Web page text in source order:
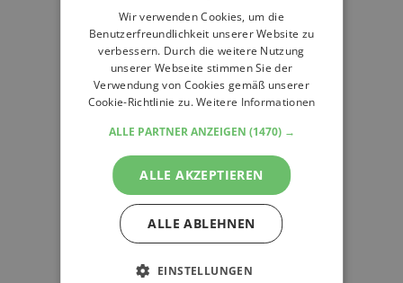
Wir verwenden Cookies, um die
Benutzerfreundlichkeit unserer Website zu
verbessern. Durch die weitere Nutzung
unserer Webseite stimmen Sie der
Verwendung von Cookies gemäß unserer
Cookie-Richtlinie zu.Weitere Informationen
ALLE PARTNER ANZEIGEN (1470) →
ALLE AKZEPTIEREN
ALLE ABLEHNEN
EINSTELLUNGEN